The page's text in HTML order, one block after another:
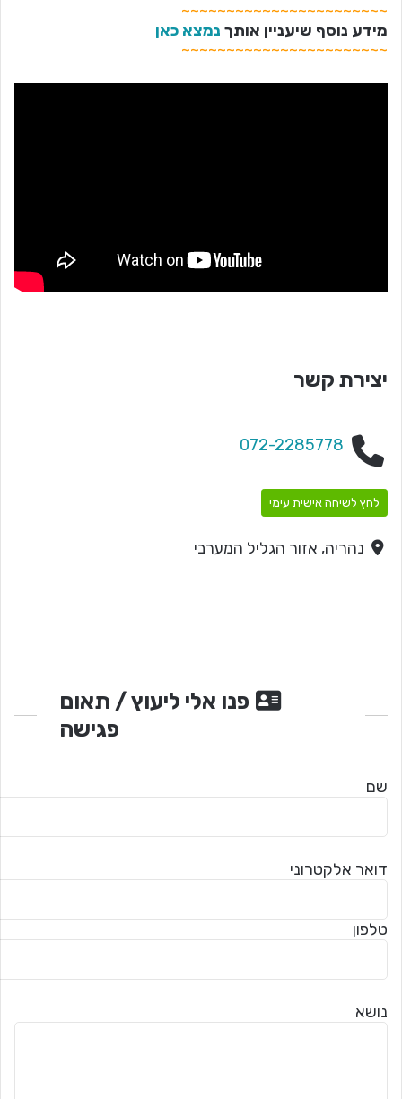
~~~~~~~~~~~~~~~~~~~~~~~
מידע נוסף שיעניין אותך נמצא כאן
~~~~~~~~~~~~~~~~~~~~~~~
יצירת קשר
072-2285778
לחץ לשיחה אישית עימי
נהריה, אזור הגליל המערבי
פנו אלי ליעוץ / תאום
פגישה
שם
דואר אלקטרוני
טלפון
נושא